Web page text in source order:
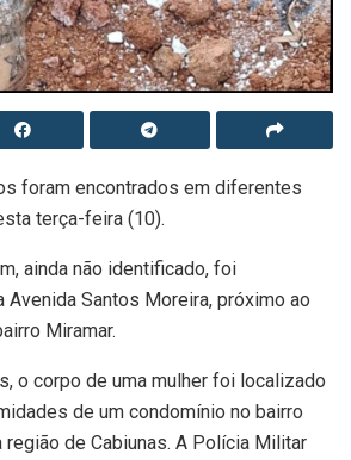
foram encontrados em diferentes
terça-feira (10).
ainda não identificado, foi
Avenida Santos Moreira, próximo ao
Miramar.
o corpo de uma mulher foi localizado
de um condomínio no bairro
região de Cabiunas. A Polícia Militar